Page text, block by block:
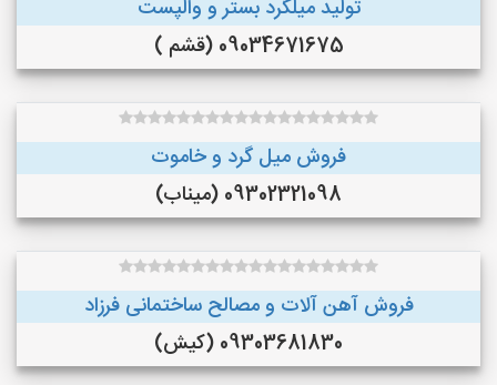
تولید میلگرد بستر و والپست
09034671675 (قشم )
فروش میل گرد و خاموت
09302321098 (میناب)
فروش آهن آلات و مصالح ساختمانی فرزاد
09303681830 (کیش)